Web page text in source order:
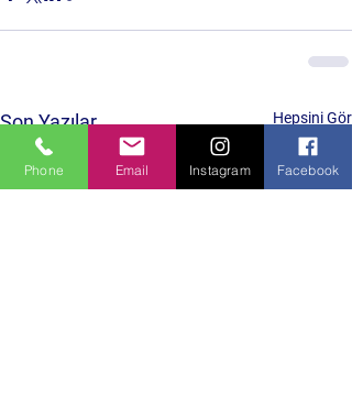
Son Yazılar Hepsini Gör
Phone Email Instagram Facebook